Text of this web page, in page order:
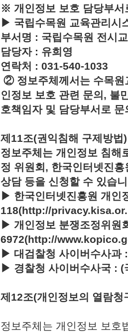
※ 개인정보 보호 담당부서
▶ 국립수목원 교육관리시
부서명 : 국립수목원 전시
담당자 : 유희영
연락처 : 031-540-1033
② 정보주체께서는 수목원
인정보 보호 관련 문의, 불
호책임자 및 담당부서로
제11조(권익침해 구제방법)
정보주체는 개인정보 침해
정 위원회, 한국인터넷진
상담 등을 신청할 수 있습
▶ 한국인터넷진흥원 개인
118(http://
▶ 개인정보 분쟁조정위원
6972(http://
▶ 대검찰청 사이버수사
▶ 경찰청 사이버수사국 :
제12조(개인정보의 열람청
정보주체는 개인정보 보호